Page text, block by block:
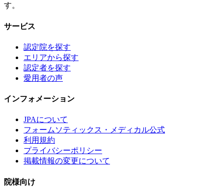
す。
サービス
認定院を探す
エリアから探す
認定者を探す
愛用者の声
インフォメーション
JPAについて
フォームソティックス・メディカル公式
利用規約
プライバシーポリシー
掲載情報の変更について
院様向け